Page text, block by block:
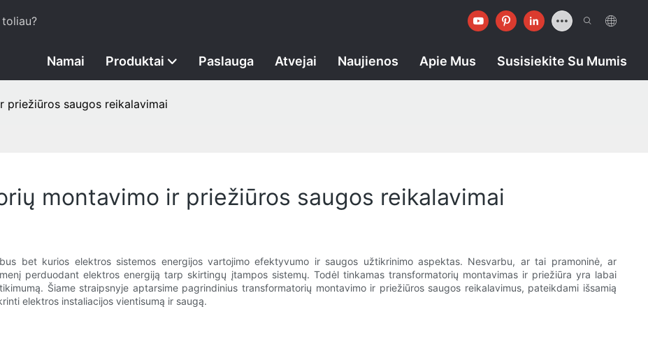
Namai Produktai Paslauga Atvejai Naujienos Apie Mus Susisiekite Su Mumis
priežiūros saugos reikalavimai
montavimo ir priežiūros saugos reikalavimai
bet kurios elektros sistemos energijos vartojimo efektyvumo ir saugos užtikrinimo aspektas. Nesvarbu, ar tai pramoninė, ar
perduodant elektros energiją tarp skirtingų įtampos sistemų. Todėl tinkamas transformatorių montavimas ir priežiūra yra labai
Šiame straipsnyje aptarsime pagrindinius transformatorių montavimo ir priežiūros saugos reikalavimus, pateikdami išsamią
elektros instaliacijos vientisumą ir saugą.